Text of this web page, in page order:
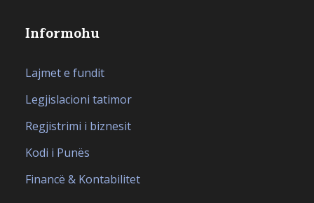
Informohu
Lajmet e fundit
Legjislacioni tatimor
Regjistrimi i biznesit
Kodi i Punës
Financë & Kontabilitet